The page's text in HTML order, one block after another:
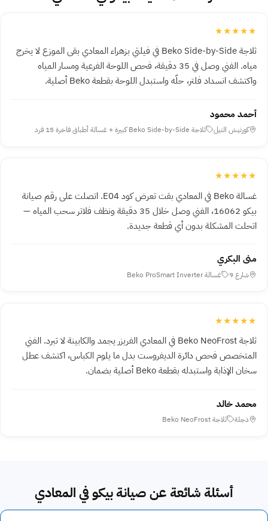
★★★★★
ثلاجة Beko Side-by-Side في فيلتي بزهراء المعادي بقى الموزع لا يخرج
مياه. الفني وصل في 35 دقيقة، فحص اللوحة الفرعية ومسار المياه
واكتشف انسداد فلتر، حلّه واستبدل اللوحة بقطعة Beko أصلية.
أحمد محمود
كورنيش النيل ثلاجة Beko Side-by-Side كبيرة + غسالة أطباق فاخرة 15 فرد
★★★★★
غسالة Beko في المعادي بقت تعرض كود E04. اتصلت على رقم صيانة
بيكو 16062، الفني وصل خلال 35 دقيقة ونظف فلاتر سحب المياه —
اتحلت المشكلة بدون أي قطعة جديدة.
منى البكري
شارع 9 غسالة Beko ProSmart Inverter
★★★★★
ثلاجة Beko NeoFrost في المعادي الفريزر يجمد والكابينة لا تبرد. الفني
المتخصص فحص دائرة الديفروست بدل ما يلوم الكباس، اكتشف عطل
سخان الإذابة واستبدله بقطعة Beko أصلية بضمان.
محمد خالد
دجلة ثلاجة Beko NeoFrost
أسئلة شائعة عن صيانة بيكو في المعادي